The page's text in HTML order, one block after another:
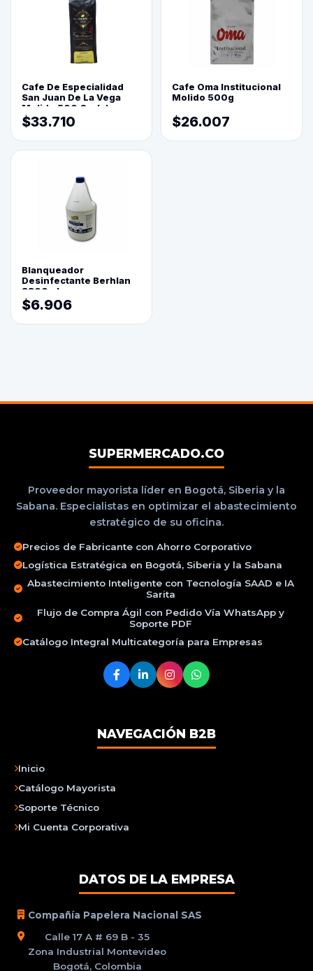
Cafe De Especialidad
San Juan De La Vega
Molido 500 Grs(=)
$33.710
Cafe Oma Institucional
Molido 500g
$26.007
Blanqueador
Desinfectante Berhlan
3800ml
$6.906
SUPERMERCADO.CO
Proveedor mayorista líder en Bogotá, Siberia y la
Sabana. Especialistas en optimizar el abastecimiento
estratégico de su oficina.
Precios de Fabricante con Ahorro Corporativo
Logística Estratégica en Bogotá, Siberia y la Sabana
Abastecimiento Inteligente con Tecnología SAAD e IA
Sarita
Flujo de Compra Ágil con Pedido Vía WhatsApp y
Soporte PDF
Catálogo Integral Multicategoría para Empresas
NAVEGACIÓN B2B
Inicio
Catálogo Mayorista
Soporte Técnico
Mi Cuenta Corporativa
DATOS DE LA EMPRESA
Compañía Papelera Nacional SAS
Calle 17 A # 69 B - 35
Zona Industrial Montevideo
Bogotá, Colombia